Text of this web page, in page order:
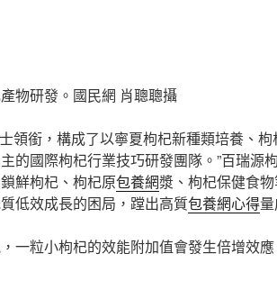
物研發。國民網 肖聰聰攝
領銜，構成了以寧夏枸杞新種類培養、
的國際枸杞行業技巧研發團隊。”百瑞源
鮮枸杞、枸杞原包養網漿、枸杞保健食
低效成長的困局，蹚出高質包養網心得
一粒小枸杞的效能附加值會發生倍增效